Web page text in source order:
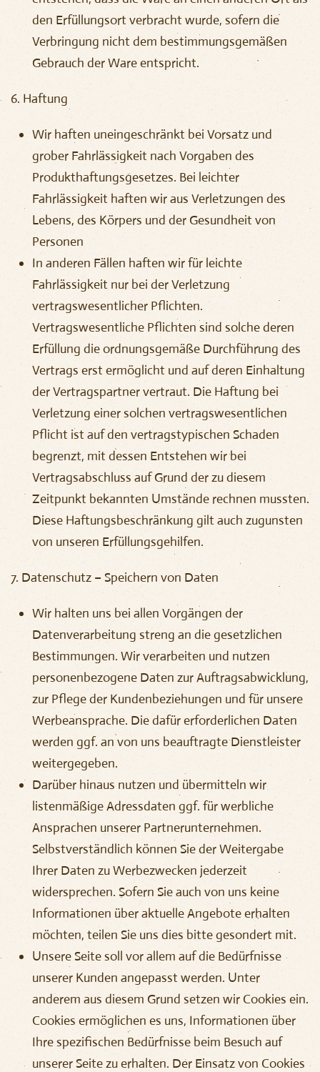
den Erfüllungsort verbracht wurde, sofern die
Verbringung nicht dem bestimmungsgemäßen
Gebrauch der Ware entspricht.
6. Haftung
Wir haften uneingeschränkt bei Vorsatz und
grober Fahrlässigkeit nach Vorgaben des
Produkthaftungsgesetzes. Bei leichter
Fahrlässigkeit haften wir aus Verletzungen des
Lebens, des Körpers und der Gesundheit von
Personen
In anderen Fällen haften wir für leichte
Fahrlässigkeit nur bei der Verletzung
vertragswesentlicher Pflichten.
Vertragswesentliche Pflichten sind solche deren
Erfüllung die ordnungsgemäße Durchführung des
Vertrags erst ermöglicht und auf deren Einhaltung
der Vertragspartner vertraut. Die Haftung bei
Verletzung einer solchen vertragswesentlichen
Pflicht ist auf den vertragstypischen Schaden
begrenzt, mit dessen Entstehen wir bei
Vertragsabschluss auf Grund der zu diesem
Zeitpunkt bekannten Umstände rechnen mussten.
Diese Haftungsbeschränkung gilt auch zugunsten
von unseren Erfüllungsgehilfen.
7. Datenschutz – Speichern von Daten
Wir halten uns bei allen Vorgängen der
Datenverarbeitung streng an die gesetzlichen
Bestimmungen. Wir verarbeiten und nutzen
personenbezogene Daten zur Auftragsabwicklung,
zur Pflege der Kundenbeziehungen und für unsere
Werbeansprache. Die dafür erforderlichen Daten
werden ggf. an von uns beauftragte Dienstleister
weitergegeben.
Darüber hinaus nutzen und übermitteln wir
listenmäßige Adressdaten ggf. für werbliche
Ansprachen unserer Partnerunternehmen.
Selbstverständlich können Sie der Weitergabe
Ihrer Daten zu Werbezwecken jederzeit
widersprechen. Sofern Sie auch von uns keine
Informationen über aktuelle Angebote erhalten
möchten, teilen Sie uns dies bitte gesondert mit.
Unsere Seite soll vor allem auf die Bedürfnisse
unserer Kunden angepasst werden. Unter
anderem aus diesem Grund setzen wir Cookies ein.
Cookies ermöglichen es uns, Informationen über
Ihre spezifischen Bedürfnisse beim Besuch auf
unserer Seite zu erhalten. Der Einsatz von Cookies